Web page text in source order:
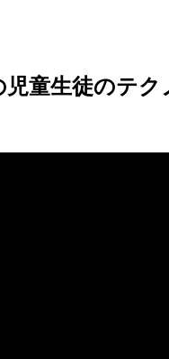
児童生徒のテ